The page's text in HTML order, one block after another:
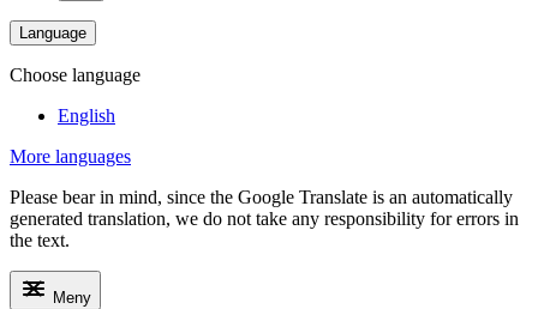
Language
Choose language
English
More languages
Please bear in mind, since the Google Translate is an automatically
generated translation, we do not take any responsibility for errors in
the text.
Meny